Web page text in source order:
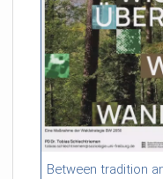
54:13 duration